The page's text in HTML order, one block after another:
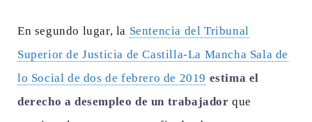
En segundo lugar, la Sentencia del Tribunal
Superior de Justicia de Castilla-La Mancha Sala de
lo Social de dos de febrero de 2019 estima el
derecho a desempleo de un trabajador que